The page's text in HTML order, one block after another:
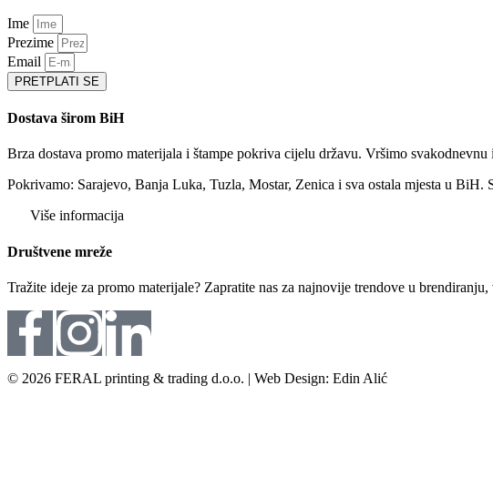
Ime
Prezime
Email
PRETPLATI SE
Dostava širom BiH
Brza dostava promo materijala i štampe pokriva cijelu državu. Vršimo
Pokrivamo: Sarajevo, Banja Luka, Tuzla, Mostar, Zenica i sva ostala mjesta u BiH.
Više informacija
Društvene mreže
Tražite ideje za promo materijale? Zapratite nas za najnovije trendove u
© 2026 FERAL printing & trading d.o.o. | Web Design: Edin Alić